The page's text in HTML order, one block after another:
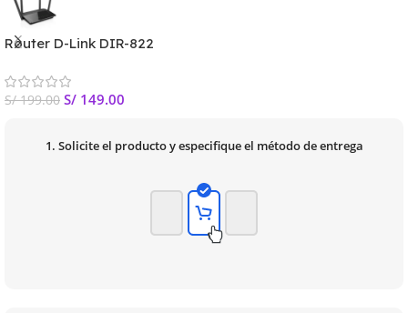
Router D-Link DIR-822
S/199.00 S/ 149.00
1. Solicite el producto y especifique el método de entrega